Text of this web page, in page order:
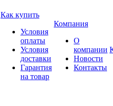
Как купить
Условия
оплаты
Условия
доставки
Гарантия
на товар
Компания
О
компании
Новости
Контакты